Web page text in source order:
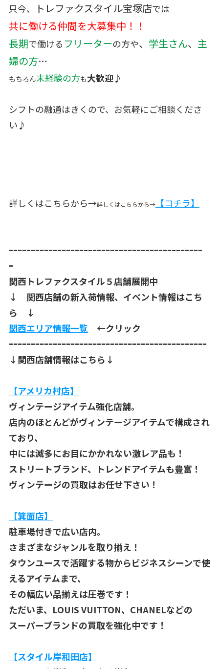
只今、 トレファクスタイル宝塚店では
共に働ける仲間を大募集中！！
長期で働けるフリーターの方や、 学生さん、 主
婦の方…
もちろん未経験の方も大歓迎♪
シフトの融通はきくので、お気軽にご相談くださ
い♪
詳しくはこちらから→詳しくはこちらから→【コチラ】
ｰｰｰｰｰｰｰｰｰｰｰｰｰｰｰｰｰｰｰｰｰｰｰｰｰｰｰｰｰｰｰｰｰｰｰｰｰｰｰｰｰｰｰｰ
ｰ
関西トレファクスタイル５店舗展開中
↓ 関西店舗の新入荷情報、イベント情報はこち
ら ↓
関西エリア情報一覧
←クリック
ｰｰｰｰｰｰｰｰｰｰｰｰｰｰｰｰｰｰｰｰｰｰｰｰｰｰｰｰｰｰｰｰｰｰｰｰｰｰｰｰｰｰｰｰｰ
↓関西店舗情報はこちら↓
【アメリカ村店】
ヴィンテージアイテム強化店舗。
店内のほとんどがヴィンテージアイテムで構成され
ており、
中には滅多にお目にかかれない激レア品も！
ストリートブランド、トレンドアイテムも豊富！
ヴィンテージの買取はお任せ下さい！
【箕面店】
駐車場付きで広い店内。
さまざまなジャンルを取り揃え！
タウンユースで活躍する物からビジネスシーンで使
えるアイテムまで、
その幅広い品揃えは圧巻です！
ただいま、LOUIS VUITTON、CHANELなどの
スーパーブランドの買取を強化中です！
【スタイル岸和田店】